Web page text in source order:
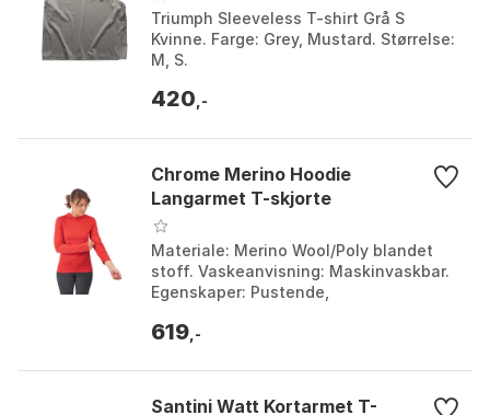
Triumph Sleeveless T-shirt Grå S
Kvinne. Farge: Grey, Mustard. Størrelse:
M, S.
420 ,-
Chrome Merino Hoodie
Langarmet T-skjorte
Materiale: Merino Wool/Poly blandet
stoff. Vaskeanvisning: Maskinvaskbar.
Egenskaper: Pustende,
rasktørkende. Vekt: Midtvekt Merino...
619 ,-
Santini Watt Kortarmet T-